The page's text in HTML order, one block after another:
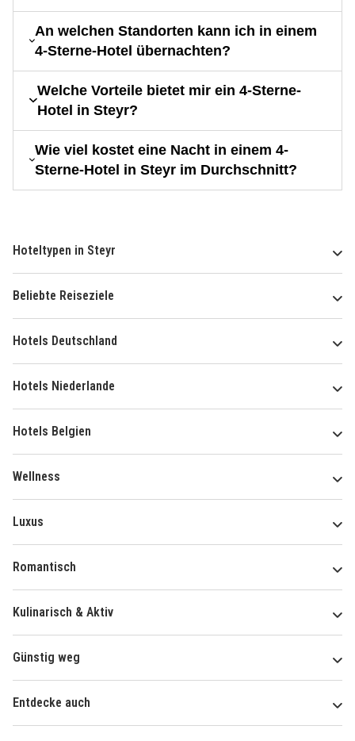
An welchen Standorten kann ich in einem
4-Sterne-Hotel übernachten?
Welche Vorteile bietet mir ein 4-Sterne-
Hotel in Steyr?
Wie viel kostet eine Nacht in einem 4-
Sterne-Hotel in Steyr im Durchschnitt?
Hoteltypen in Steyr
Beliebte Reiseziele
Hotels Deutschland
Hotels Niederlande
Hotels Belgien
Wellness
Luxus
Romantisch
Kulinarisch & Aktiv
Günstig weg
Entdecke auch